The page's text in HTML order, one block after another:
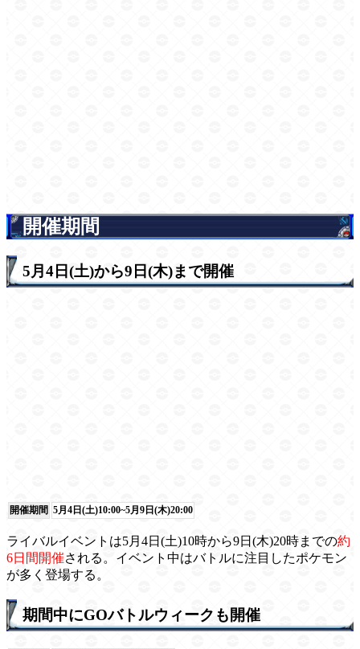
開催期間
5月4日(土)から9日(木)まで開催
開催期間 5月4日(土)10:00~5月9日(木)20:00
ライバルイベントは5月4日(土)10時から9日(木)20時までの約
6日間開催される。イベント中はバトルに注目したポケモン
が多く登場する。
期間中にGOバトルウィークも開催